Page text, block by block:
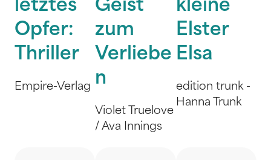
letztes
Opfer:
Thriller
Empire-Verlag
Geist
zum
Verliebe
n
Violet Truelove
/ Ava Innings
kleine
Elster
Elsa
edition trunk -
Hanna Trunk